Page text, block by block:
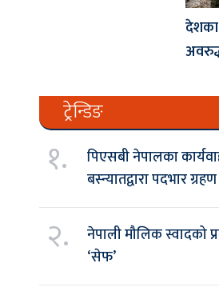
देशका
ट्रेन्डिङ
१.
पिएसबी नेपालका
बस्न्यातद्वारा पदभार ग्रहण
२.
नेपाली मौलिक स्वादको
‘सेफ’